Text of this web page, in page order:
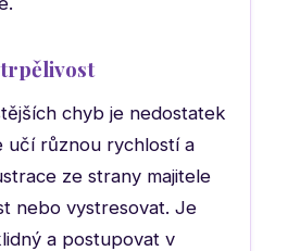
chyb je nedostatek
učí různou rychlostí a
ze strany majitele
nebo vystresovat. Je
a postupovat v